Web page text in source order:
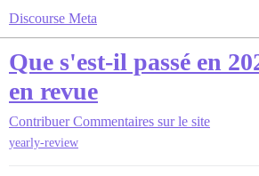
Discourse Meta
Que s'est-il passé en
en revue
Contribuer Commentaires sur le site
yearly-review